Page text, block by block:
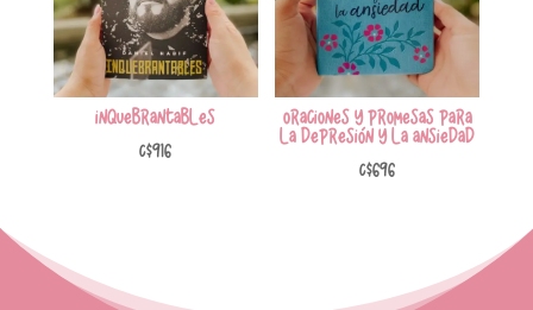
INQUEBRANTABLES
C$916
Oraciones y promesas para
la depresión y la ansiedad
C$696